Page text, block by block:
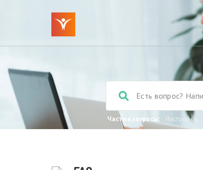
Частые запросы: Настройка